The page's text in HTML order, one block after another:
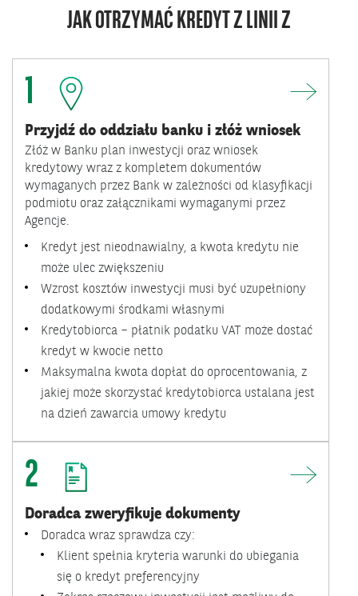
JAK OTRZYMAĆ KREDYT Z LINII Z
1
Przyjdź do oddziału banku i złóż wniosek
Złóż w Banku plan inwestycji oraz wniosek
kredytowy wraz z kompletem dokumentów
wymaganych przez Bank w zależności od klasyfikacji
podmiotu oraz załącznikami wymaganymi przez
Agencje.
Kredyt jest nieodnawialny, a kwota kredytu nie
może ulec zwiększeniu
Wzrost kosztów inwestycji musi być uzupełniony
dodatkowymi środkami własnymi
Kredytobiorca – płatnik podatku VAT może dostać
kredyt w kwocie netto
Maksymalna kwota dopłat do oprocentowania, z
jakiej może skorzystać kredytobiorca ustalana jest
na dzień zawarcia umowy kredytu
2
Doradca zweryfikuje dokumenty
Doradca wraz sprawdza czy:
Klient spełnia kryteria warunki do ubiegania
się o kredyt preferencyjny